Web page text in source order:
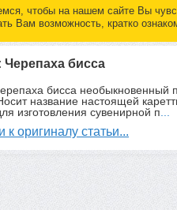
чтобы на нашем сайте Вы
Вам возможность, кратко
Черепаха бисса
бисса необыкновенный
название настоящей
изготовления сувенирной п
к оригиналу статьи...